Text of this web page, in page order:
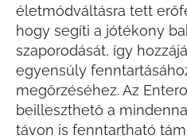
életmódváltásra tett
hogy segíti a jótékony
szaporodását, így
egyensúly
megőrzéséhez. Az
beilleszthető a
távon is fenntartható